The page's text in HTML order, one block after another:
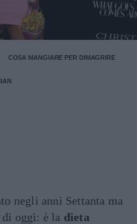
COSA MANGIARE PER DIMAGRIRE
negli anni Settanta ma
oggi: è la dieta